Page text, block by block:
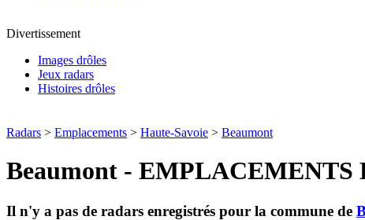
Divertissement
Images drôles
Jeux radars
Histoires drôles
Radars > Emplacements > Haute-Savoie > Beaumont
Beaumont - EMPLACEMENTS
Il n'y a pas de radars enregistrés pour la commune de